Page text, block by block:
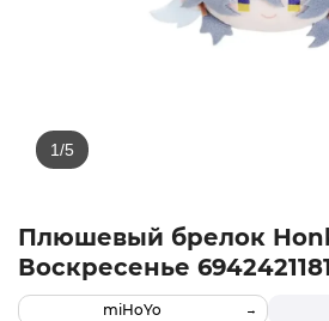
Плюшевый брелок
Воскресенье
miHoYo